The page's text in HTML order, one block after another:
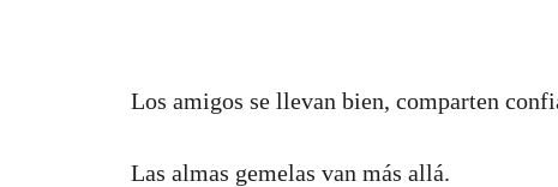
Los amigos se llevan bien, comparten
Las almas gemelas van más allá.